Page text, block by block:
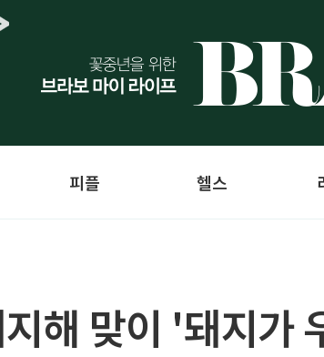
피플 헬스
해 맞이 '돼지가